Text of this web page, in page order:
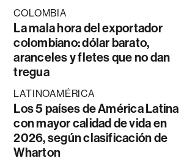
COLOMBIA
La mala hora del exportador
colombiano: dólar barato,
aranceles y fletes que no dan
tregua
LATINOAMÉRICA
Los 5 países de América Latina
con mayor calidad de vida en
2026, según clasificación de
Wharton